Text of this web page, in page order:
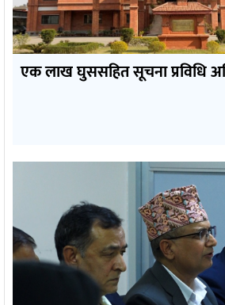
एक लाख घुससहित सूचना प्रविधि